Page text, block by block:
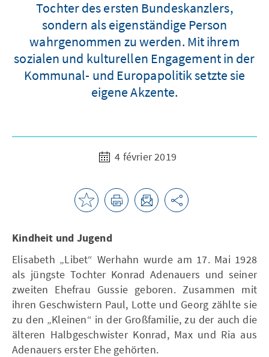
Tochter des ersten Bundeskanzlers,
sondern als eigenständige Person
wahrgenommen zu werden. Mit ihrem
sozialen und kulturellen Engagement in der
Kommunal- und Europapolitik setzte sie
eigene Akzente.
4 février 2019
Kindheit und Jugend
Elisabeth „Libet“ Werhahn wurde am 17. Mai 1928
als jüngste Tochter Konrad Adenauers und seiner
zweiten Ehefrau Gussie geboren. Zusammen mit
ihren Geschwistern Paul, Lotte und Georg zählte sie
zu den „Kleinen“ in der Großfamilie, zu der auch die
älteren Halbgeschwister Konrad, Max und Ria aus
Adenauers erster Ehe gehörten.